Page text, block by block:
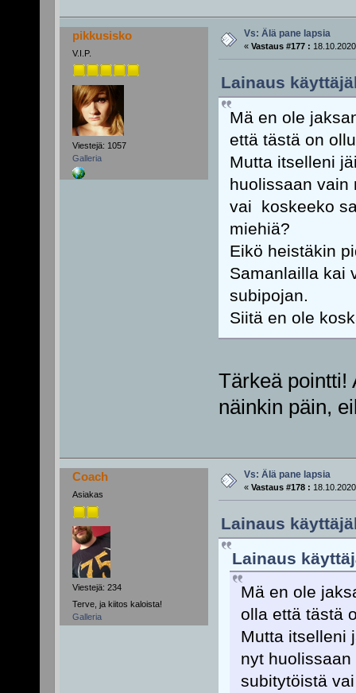
pikkusisko
V.I.P.
Viestejä: 1057
Galleria
Vs: Älä pane lapsia
« Vastaus #177 :
Lainaus
Mä en ole
että tästä on
Mutta itselleni
huolissaan vain
vai koskeeko
miehiä?
Eikö heistäkin
Samanlailla kai
subipojan.
Siitä en ole
Tärkeä pointti!
näinkin päin,
Coach
Asiakas
Viestejä: 234
Terve, ja kiitos kaloista!
Galleria
Vs: Älä pane lapsia
« Vastaus #178 :
Lainaus
Lainaus
Mä en ole
olla että tästä
Mutta itselleni
nyt
subitytöistä